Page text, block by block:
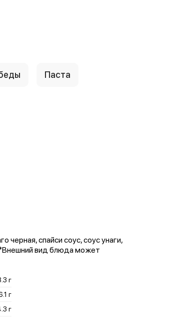
Паста
черная, спайси соус, соус унаги,
*Внешний вид блюда может
г
г
г